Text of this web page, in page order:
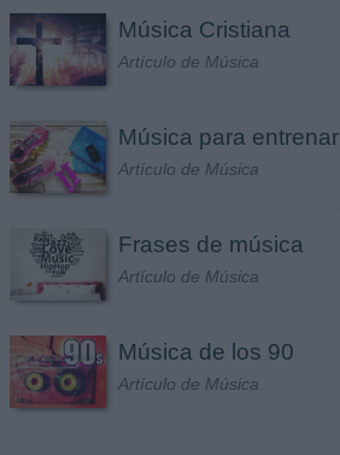
Música Cristiana
Artículo de Música
Música para entrenar
Artículo de Música
Frases de música
Artículo de Música
Música de los 90
Artículo de Música